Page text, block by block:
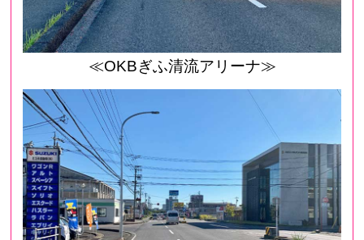
≪OKBぎふ清流アリーナ≫